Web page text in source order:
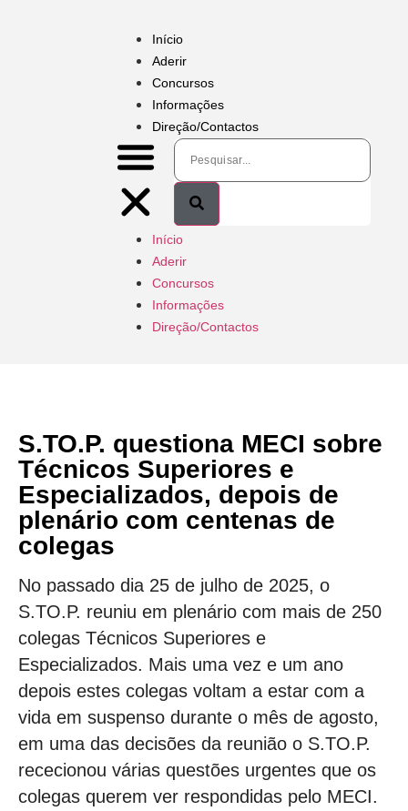
Início
Aderir
Concursos
Informações
Direção/Contactos
Início
Aderir
Concursos
Informações
Direção/Contactos
S.TO.P. questiona MECI sobre
Técnicos Superiores e
Especializados, depois de
plenário com centenas de
colegas
No passado dia 25 de julho de 2025, o
S.TO.P. reuniu em plenário com mais de 250
colegas Técnicos Superiores e
Especializados. Mais uma vez e um ano
depois estes colegas voltam a estar com a
vida em suspenso durante o mês de agosto,
em uma das decisões da reunião o S.TO.P.
rececionou várias questões urgentes que os
colegas querem ver respondidas pelo MECI.